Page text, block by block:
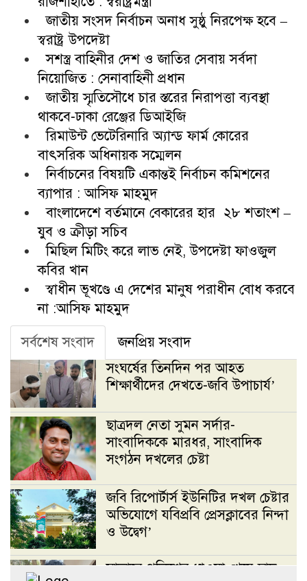
জাতীয় সংসদ নির্বাচন অনাধ সুষ্ঠু নিরপেক্ষ হবে –
স্বরাষ্ট্র উপদেষ্টা
সশস্ত্র বাহিনীর দেশ ও জাতির সেবায় সর্বদা
নিয়োজিত : সেনাবাহিনী প্রধান
জাতীয় স্মৃতিসৌধে চার স্তরের নিরাপত্তা ব্যবস্থা
থাকবে-ঢাকা রেঞ্জের ডিআইজি
রিমাউন্ট ভেটেরিনারি অ্যান্ড ফার্ম কোরের
বাৎসরিক অধিনায়ক সম্মেলন
নির্বাচনের বিষয়টি একান্তই নির্বাচন কমিশনের
ব্যাপার : আসিফ মাহমুদ
বাংলাদেশে বর্তমানে বেকারের হার ২৮ শতাংশ –
যুব ও ক্রীড়া সচিব
মিছিল মিটিং করে লাভ নেই, উপদেষ্টা ফাওজুল
কবির খান
স্বাধীন ভূখণ্ডে এ দেশের মানুষ পরাধীন বোধ করবে
না :আসিফ মাহমুদ
সর্বশেষ সংবাদ
জনপ্রিয় সংবাদ
সংঘর্ষের তিনদিন পর আহত
শিক্ষার্থীদের দেখতে-জবি উপাচার্য’
ছাত্রদল নেতা সুমন সর্দার-
সাংবাদিককে মারধর, সাংবাদিক
সংগঠন দখলের চেষ্টা
জবি রিপোর্টার্স ইউনিটির দখল চেষ্টার
অভিযোগে যবিপ্রবি প্রেসক্লাবের নিন্দা
ও উদ্বেগ’
সাভারে পুলিশের ধাওয়া খেয়ে ছাদ